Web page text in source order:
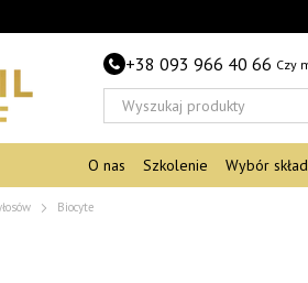
+38 093 966 40 66 Czy
O nas Szkolenie Wybór
Biocyte